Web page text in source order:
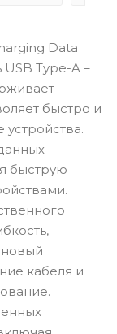
Data
USB Type-A –
быстро и
быструю
кабеля и